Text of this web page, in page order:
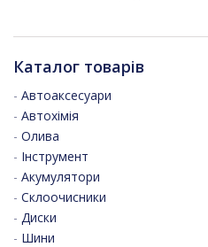
Каталог товарів
- Автоаксесуари
- Автохімія
- Олива
- Інструмент
- Акумулятори
- Склоочисники
- Диски
- Шини